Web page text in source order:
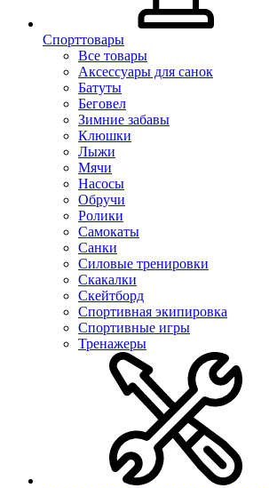
Спорттовары
Все товары
Аксессуары для санок
Батуты
Беговел
Зимние забавы
Клюшки
Лыжи
Мячи
Насосы
Обручи
Ролики
Самокаты
Санки
Силовые тренировки
Скакалки
Скейтборд
Спортивная экипировка
Спортивные игры
Тренажеры